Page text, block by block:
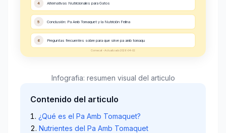
4 Alternativas Nutricionales para Gatos
5 Conclusión: Pa Amb Tomaquet y la Nutrición Felina
6 Preguntas frecuentes sobre para que sirve pa amb tomaqu
Comecat - Actualizado 2026-04-02
Infografia: resumen visual del articulo
Contenido del articulo
¿Qué es el Pa Amb Tomaquet?
Nutrientes del Pa Amb Tomaquet